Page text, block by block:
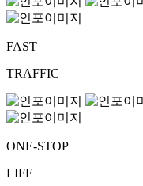
FAST
TRAFFIC
ONE-STOP
LIFE